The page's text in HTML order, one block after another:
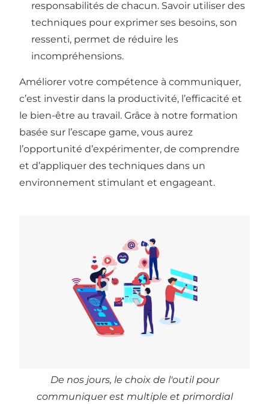
responsabilités de chacun. Savoir utiliser des
techniques pour exprimer ses besoins, son
ressenti, permet de réduire les
incompréhensions.
Améliorer votre compétence à communiquer,
c’est investir dans la productivité, l’efficacité et
le bien-être au travail. Grâce à notre formation
basée sur l’escape game, vous aurez
l’opportunité d’expérimenter, de comprendre
et d’appliquer des techniques dans un
environnement stimulant et engageant.
De nos jours, le choix de l'outil pour
communiquer est multiple et primordial